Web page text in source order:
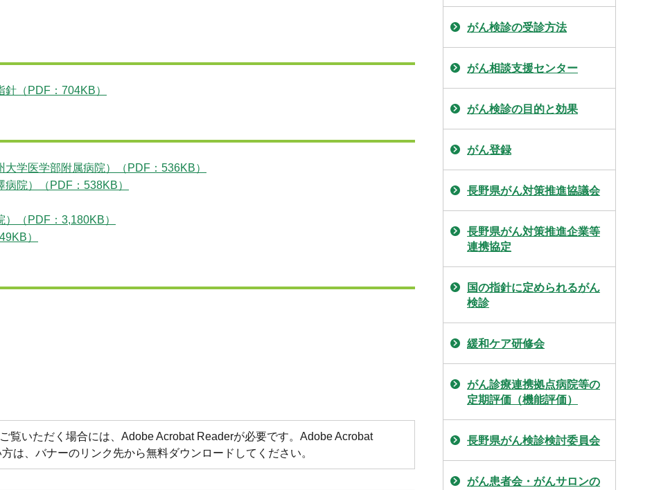
（PDF：704KB）
学医学部附属病院）（PDF：536KB）
院）（PDF：538KB）
（PDF：3,180KB）
）
覧いただく場合には、Adobe Acrobat Readerが必要です。Adobe Acrobat
は、バナーのリンク先から無料ダウンロードしてください。
がん検診の受診方法
がん相談支援センター
がん検診の目的と効果
がん登録
長野県がん対策推進協議会
長野県がん対策推進企業等
連携協定
国の指針に定められるがん
検診
緩和ケア研修会
がん診療連携拠点病院等の
定期評価（機能評価）
長野県がん検診検討委員会
がん患者会・がんサロンの